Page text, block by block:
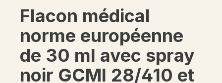
Flacon médical
norme européenne
de 30 ml avec spray
noir GCMI 28/410 et